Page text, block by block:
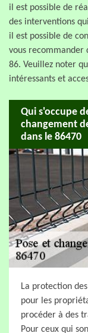
il est possible de
des interventions
il est possible de
vous recommander
86. Veuillez noter
intéressants et
Qui s'occupe
changement
dans le 86470
La protection
pour les
procéder à des
Pour ceux qui